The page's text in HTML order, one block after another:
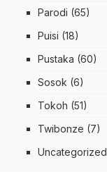
Parodi (65)
Puisi (18)
Pustaka (60)
Sosok (6)
Tokoh (51)
Twibonze (7)
Uncategorized